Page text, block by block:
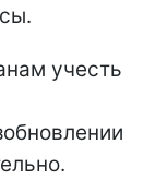
учесть